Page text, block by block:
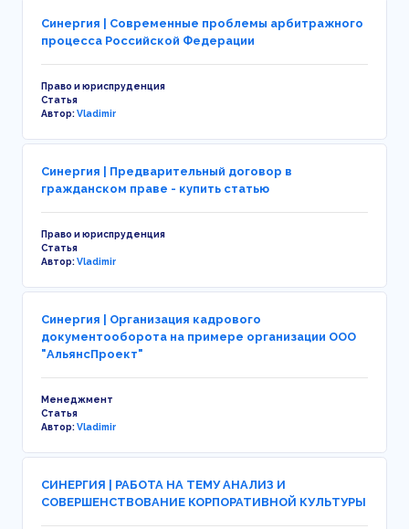
Синергия | Современные проблемы арбитражного
процесса Российской Федерации
Право и юриспруденция
Статья
Автор:Vladimir
Синергия | Предварительный договор в
гражданском праве - купить статью
Право и юриспруденция
Статья
Автор:Vladimir
Синергия | Организация кадрового
документооборота на примере организации ООО
"АльянсПроект"
Менеджмент
Статья
Автор:Vladimir
СИНЕРГИЯ | РАБОТА НА ТЕМУ АНАЛИЗ И
СОВЕРШЕНСТВОВАНИЕ КОРПОРАТИВНОЙ КУЛЬТУРЫ